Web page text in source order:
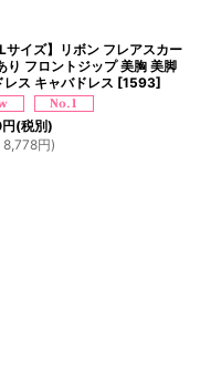
サイズ】リボン フレアスカー
り フロントジップ 美胸 美脚
レス キャバドレス [1593]
円(税別)
8,778円)